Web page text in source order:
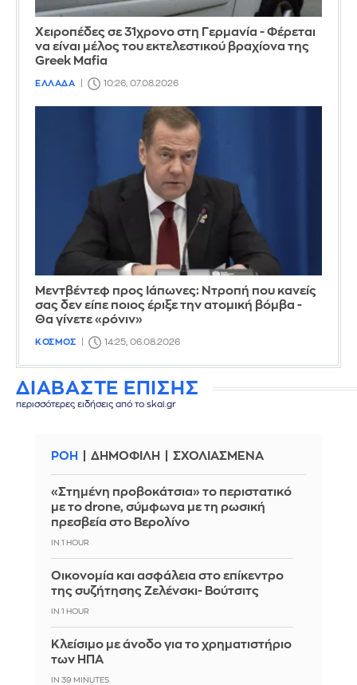
Χειροπέδες σε 31χρονο στη Γερμανία - Φέρεται
να είναι μέλος του εκτελεστικού βραχίονα της
Greek Mafia
ΕΛΛΑΔΑ 10:26, 07.08.2026
Μεντβέντεφ προς Ιάπωνες: Ντροπή που κανείς
σας δεν είπε ποιος έριξε την ατομική βόμβα -
Θα γίνετε «ρόνιν»
ΚΟΣΜΟΣ 14:25, 06.08.2026
ΔΙΑΒΑΣΤΕ ΕΠΙΣΗΣ
περισσότερες ειδήσεις από το skai.gr
ΡΟΗ ΔΗΜΟΦΙΛΗ ΣΧΟΛΙΑΣΜΕΝΑ
«Στημένη προβοκάτσια» το περιστατικό
με το drone, σύμφωνα με τη ρωσική
πρεσβεία στο Βερολίνο
IN 1 HOUR
Οικονομία και ασφάλεια στο επίκεντρο
της συζήτησης Ζελένσκι- Βούτσιτς
IN 1 HOUR
Κλείσιμο με άνοδο για το χρηματιστήριο
των ΗΠΑ
IN 39 MINUTES